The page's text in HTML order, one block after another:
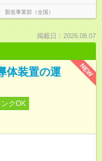
造事業部（全国）
掲載日：2026.08.07
NEW
体装置の運
ンクOK